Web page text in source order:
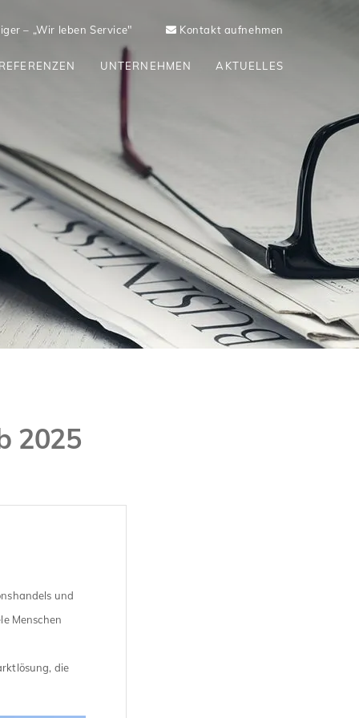
– „Wir leben Service" Kontakt aufnehmen
UNTERNEHMEN AKTUELLES
2025
und
Menschen
die